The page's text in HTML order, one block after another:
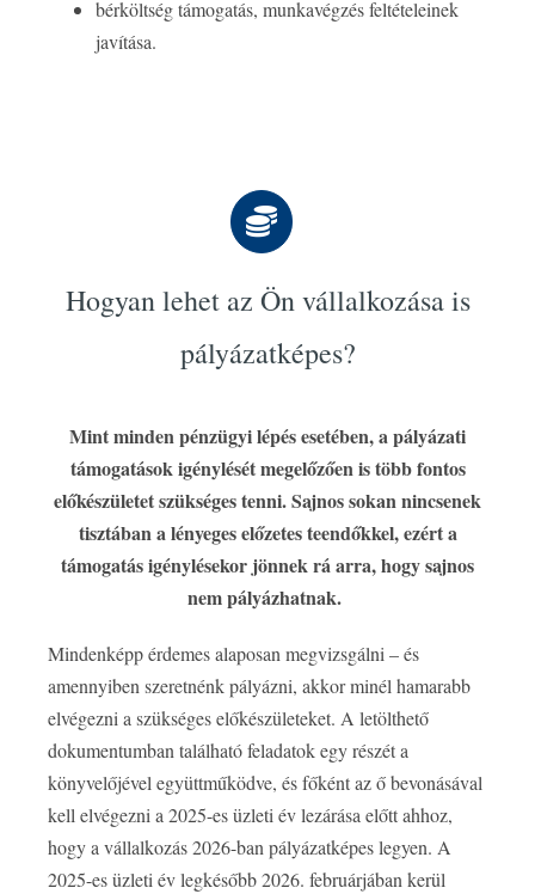
bérköltség támogatás, munkavégzés feltételeinek
javítása.
Hogyan lehet az Ön vállalkozása is
pályázatképes?
Mint minden pénzügyi lépés esetében, a pályázati
támogatások igénylését megelőzően is több fontos
előkészületet szükséges tenni. Sajnos sokan nincsenek
tisztában a lényeges előzetes teendőkkel, ezért a
támogatás igénylésekor jönnek rá arra, hogy sajnos
nem pályázhatnak.
Mindenképp érdemes alaposan megvizsgálni – és
amennyiben szeretnénk pályázni, akkor minél hamarabb
elvégezni a szükséges előkészületeket. A letölthető
dokumentumban található feladatok egy részét a
könyvelőjével együttműködve, és főként az ő bevonásával
kell elvégezni a 2025-es üzleti év lezárása előtt ahhoz,
hogy a vállalkozás 2026-ban pályázatképes legyen. A
2025-es üzleti év legkésőbb 2026. februárjában kerül